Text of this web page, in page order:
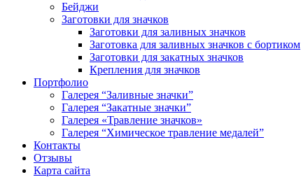
Бейджи
Заготовки для значков
Заготовки для заливных значков
Заготовка для заливных значков с бортиком
Заготовки для закатных значков
Крепления для значков
Портфолио
Галерея “Заливные значки”
Галерея “Закатные значки”
Галерея «Травление значков»
Галерея “Химическое травление медалей”
Контакты
Отзывы
Карта сайта